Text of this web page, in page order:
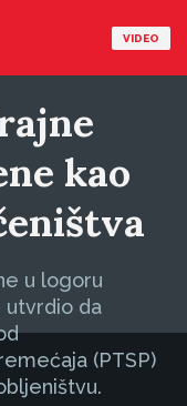
VIDEO
kao
u logoru
utvrdio da
(PTSP)